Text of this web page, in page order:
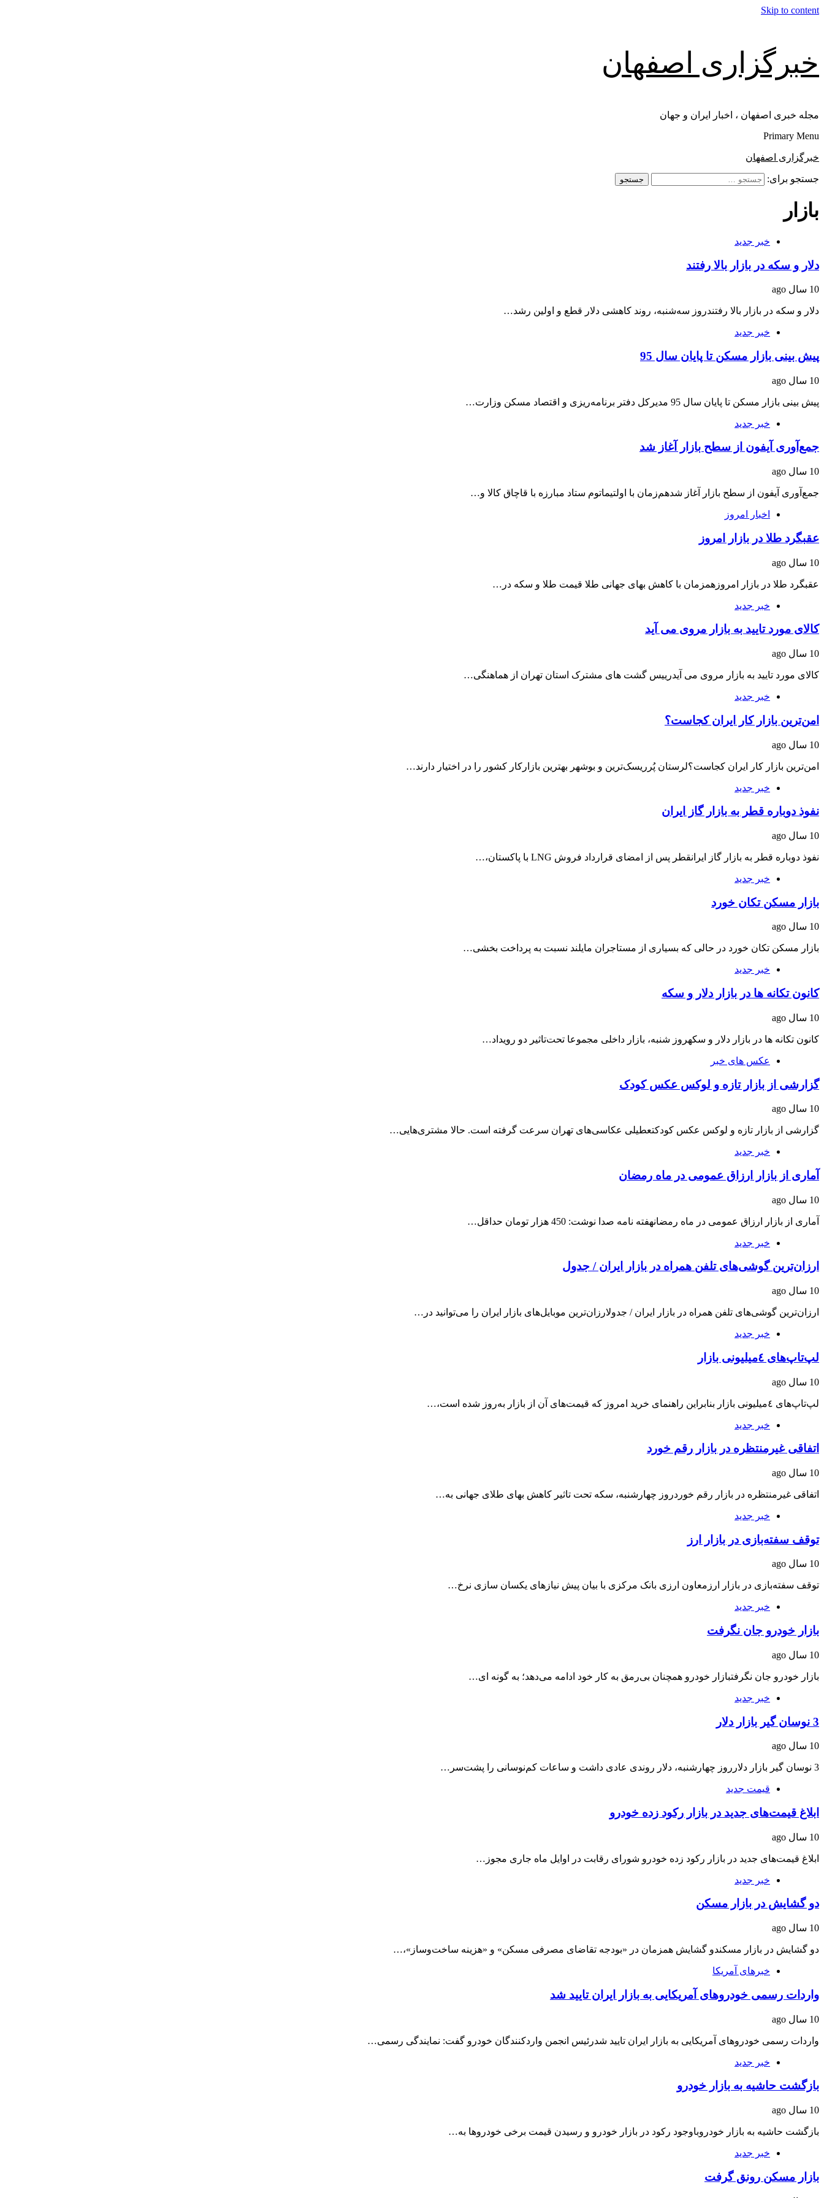
Skip to content
خبرگزاری اصفهان
مجله خبری اصفهان ، اخبار ایران و جهان
Primary Menu
خبرگزاری اصفهان
جستجو برای:
بازار
خبر جدید
دلار و سکه در بازار بالا رفتند
10 سال ago
دلار و سکه در بازار بالا رفتندروز سه‌شنبه، روند کاهشی دلار قطع و اولین رشد…
خبر جدید
پیش‌ بینی بازار مسکن تا پایان سال 95
10 سال ago
پیش‌ بینی بازار مسکن تا پایان سال 95 مدیرکل دفتر برنامه‌ریزی و اقتصاد مسکن وزارت…
خبر جدید
جمع‌آوری آیفون از سطح بازار آغاز شد
10 سال ago
جمع‌آوری آیفون از سطح بازار آغاز شدهم‌زمان با اولتیماتوم ستاد مبارزه با قاچاق کالا و…
اخبار امروز
عقبگرد طلا در بازار امروز
10 سال ago
عقبگرد طلا در بازار امروزهمزمان با کاهش بهای جهانی طلا قیمت طلا و سکه در…
خبر جدید
کالای مورد تایید به بازار مروی می آید
10 سال ago
کالای مورد تایید به بازار مروی می آیدرییس گشت های مشترک استان تهران از هماهنگی…
خبر جدید
امن‌ترین بازار کار ایران کجاست؟
10 سال ago
امن‌ترین بازار کار ایران کجاست؟لرستان پُرریسک‌ترین و بوشهر بهترین بازارکار کشور را در اختیار دارند…
خبر جدید
نفوذ دوباره قطر به بازار گاز ایران
10 سال ago
نفوذ دوباره قطر به بازار گاز ایرانقطر پس از امضای قرارداد فروش LNG با پاکستان،…
خبر جدید
بازار مسکن تکان خورد
10 سال ago
بازار مسکن تکان خورد در حالی که بسیاری از مستاجران مایلند نسبت به پرداخت بخشی…
خبر جدید
کانون تکانه‌ ها در بازار دلار و سکه
10 سال ago
کانون تکانه‌ ها در بازار دلار و سکهروز شنبه، بازار داخلی مجموعا تحت‌تاثیر دو رویداد…
عکس های خبر
گزارشی از بازار تازه و لوکس عکس کودک
10 سال ago
گزارشی از بازار تازه و لوکس عکس کودکتعطیلی عکاسی‌های تهران سرعت گرفته است. حالا مشتری‌هایی…
خبر جدید
آماری از بازار ارزاق عمومی در ماه رمضان
10 سال ago
آماری از بازار ارزاق عمومی در ماه رمضانهفته نامه صدا نوشت: 450 هزار تومان حداقل…
خبر جدید
ارزان‌ترین گوشی‌های تلفن همراه در بازار ایران / جدول
10 سال ago
ارزان‌ترین گوشی‌های تلفن همراه در بازار ایران / جدولارزان‌ترین موبایل‌های بازار ایران را می‌توانید در…
خبر جدید
لپ‌تاپ‌های ٤‌میلیونی بازار
10 سال ago
لپ‌تاپ‌های ٤‌میلیونی بازار بنابراین راهنمای خرید امروز که قیمت‌های آن از بازار به‌روز شده است،…
خبر جدید
اتفاقی غیرمنتظره در بازار رقم خورد
10 سال ago
اتفاقی غیرمنتظره در بازار رقم خوردروز چهارشنبه، سکه تحت تاثیر کاهش بهای طلای جهانی به…
خبر جدید
توقف سفته‌بازی در بازار ارز
10 سال ago
توقف سفته‌بازی در بازار ارزمعاون ارزی بانک مرکزی با بیان پیش نیازهای یکسان سازی نرخ…
خبر جدید
بازار خودرو جان نگرفت
10 سال ago
بازار خودرو جان نگرفتبازار خودرو همچنان بی‌رمق به کار خود ادامه می‌دهد؛ به گونه ای…
خبر جدید
3 نوسان‌ گیر بازار دلار
10 سال ago
3 نوسان‌ گیر بازار دلارروز چهارشنبه، دلار روندی عادی داشت و ساعات کم‌نوسانی را پشت‌سر…
قیمت جدید
ابلاغ قیمت‌های جدید در بازار رکود زده خودرو
10 سال ago
ابلاغ قیمت‌های جدید در بازار رکود زده خودرو شورای رقابت در اوایل ماه جاری مجوز…
خبر جدید
دو گشایش در بازار مسکن
10 سال ago
دو گشایش در بازار مسکندو گشایش همزمان در «بودجه تقاضای مصرفی مسکن» و «هزینه ساخت‌وساز»،…
خبرهای آمریکا
واردات رسمی خودروهای آمریکایی به بازار ایران تایید شد
10 سال ago
واردات رسمی خودروهای آمریکایی به بازار ایران تایید شدرئیس انجمن واردکنندگان خودرو گفت:‌ نمایندگی رسمی…
خبر جدید
بازگشت حاشیه به بازار خودرو
10 سال ago
بازگشت حاشیه به بازار خودروباوجود رکود در بازار خودرو و رسیدن قیمت برخی خودروها به…
خبر جدید
بازار مسکن رونق گرفت